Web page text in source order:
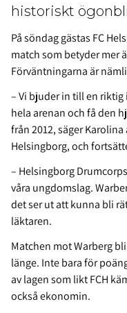
historiskt
På söndag gästas FC
match som betyder mer
Förväntningarna är
– Vi bjuder in till en
hela arenan och få den
från 2012, säger
Helsingborg, och
– Helsingborg
våra ungdomslag.
det ser ut att kunna bli
läktaren.
Matchen mot Warberg
länge. Inte bara för
av lagen som likt FCH
också ekonomin.